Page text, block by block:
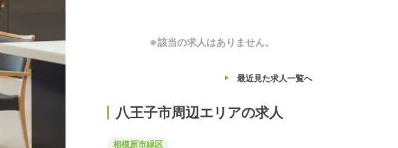
※該当の求人はありません。
最近見た求人一覧へ
八王子市周辺エリアの求人
相模原市緑区